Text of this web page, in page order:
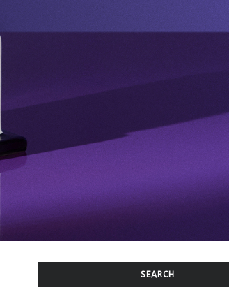
SEARCH